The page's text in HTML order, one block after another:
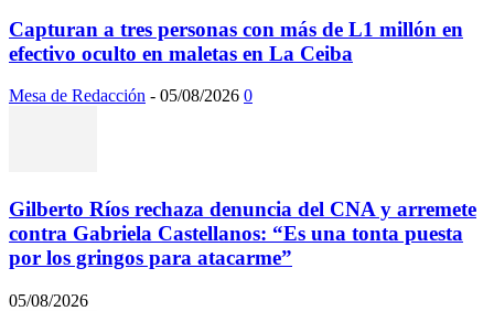
Capturan a tres personas con más de L1 millón en
efectivo oculto en maletas en La Ceiba
Mesa de Redacción - 05/08/2026 0
Gilberto Ríos rechaza denuncia del CNA y arremete
contra Gabriela Castellanos: “Es una tonta puesta
por los gringos para atacarme”
05/08/2026